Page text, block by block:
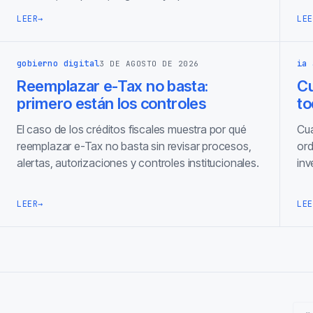
LEER→
gobierno digital3 DE AGOSTO DE 2026
Reemplazar e-Tax no basta:
primero están los controles
El caso de los créditos fiscales muestra por qué
reemplazar e-Tax no basta sin revisar procesos,
alertas, autorizaciones y controles institucionales.
LEER→
ia